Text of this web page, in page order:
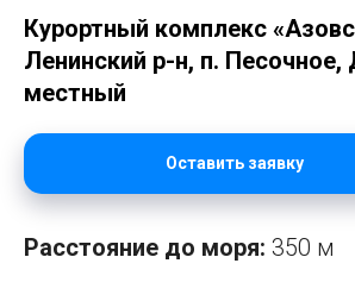
Курортный комплекс
Ленинский р-н, п.
местный
Оставить заявку
Расстояние до моря: 350 м